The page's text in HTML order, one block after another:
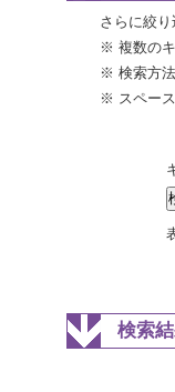
さらに絞
※ 複数の
※ 検索方
※ スペー
検索